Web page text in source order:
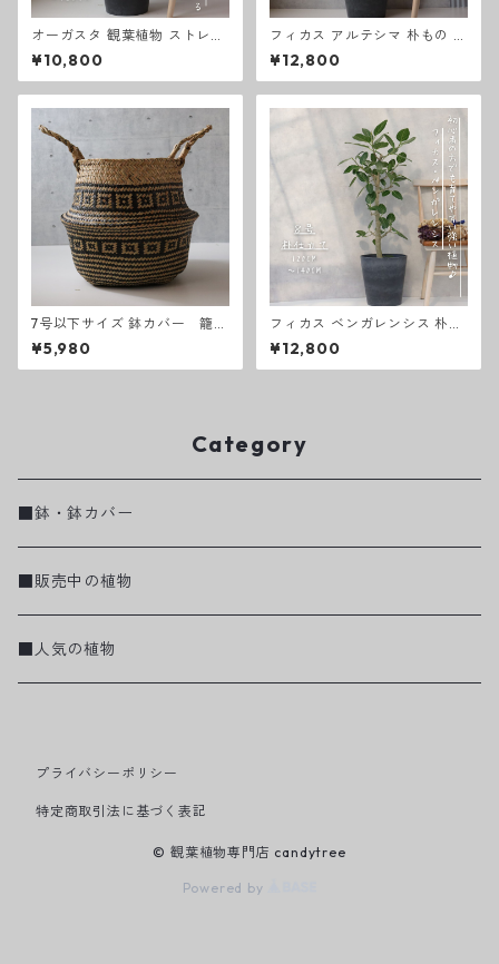
オーガスタ 観葉植物 ストレリ
チア オーガスタ ８号 綺麗 お
祝い ギフト 開店祝い ラッピン
グ 無料 観葉植物 プレゼント
帯植物 大型 室内
¥10,800
フィカス アルテシマ 朴もの 仕
立て８号 アルテシーマ 観葉植
物 お祝い ギフト 開店祝い ラ
ッピング 無料 観葉植物 プレゼ
中元 お歳暮 熱帯植物 大型 フ
ィカス アルテシーマ
¥12,800
7号以下サイズ 鉢カバー 籠
編み込みデザイン
¥5,980
フィカス ベンガレンシス 朴も
の 仕立て８号 観葉植物 お祝い
ギフト 開店祝い ラッピング 無
料 観葉植物 プレゼント ねじり
¥12,800
Category
■鉢・鉢カバー
■販売中の植物
■人気の植物
プライバシーポリシー
特定商取引法に基づく表記
© 観葉植物専門店 candytree
Powered by